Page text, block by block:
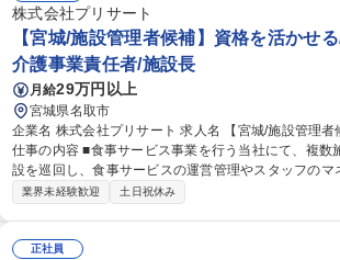
株式会社プリサート
【宮城/施設管理者候補】資格を活かせ
介護事業責任者/施設長
月給29万円以上
宮城県名取市
企業名 株式会社プリサート 求人名 【宮城/施設管理者候補】資格を活かせる/基本土日祝/キャリアアップ制度充実
仕事の内容 ■食事サービス事業を行う当社にて、複
設を巡回し、食事サービスの運営管理やスタッフのマネジ
台市内の3施設の巡回および給食・食事サービスの運
計画的に各現場を巡回します。 募集職種 【宮城/施設管理者候補】資格を活かせる/基本土日祝/キャリアアップ制
業界未経験歓迎 土日祝休み
正社員